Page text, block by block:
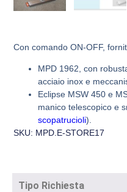
Con comando ON-OFF,
MPD 1962, con
acciaio inox e
Eclipse MSW 450 e
manico telescopico e
scopatrucioli).
SKU: MPD.E-STORE17
Tipo Richiesta